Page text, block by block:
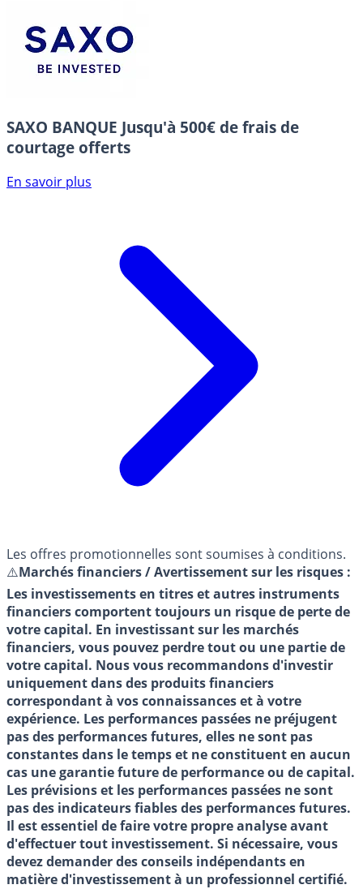
SAXO BANQUE Jusqu'à 500€ de frais de
courtage offerts
En savoir plus
Les offres promotionnelles sont soumises à conditions.
⚠️Marchés financiers / Avertissement sur les risques :
Les investissements en titres et autres instruments
financiers comportent toujours un risque de perte de
votre capital. En investissant sur les marchés
financiers, vous pouvez perdre tout ou une partie de
votre capital. Nous vous recommandons d'investir
uniquement dans des produits financiers
correspondant à vos connaissances et à votre
expérience. Les performances passées ne préjugent
pas des performances futures, elles ne sont pas
constantes dans le temps et ne constituent en aucun
cas une garantie future de performance ou de capital.
Les prévisions et les performances passées ne sont
pas des indicateurs fiables des performances futures.
Il est essentiel de faire votre propre analyse avant
d'effectuer tout investissement. Si nécessaire, vous
devez demander des conseils indépendants en
matière d'investissement à un professionnel certifié.